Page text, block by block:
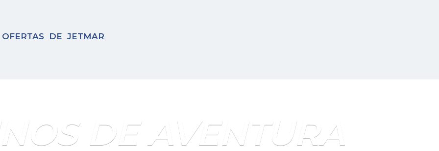
OFERTAS DE JETMAR
DE AVENTURA